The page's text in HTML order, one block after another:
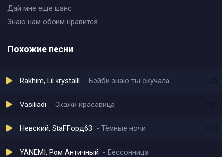
Дай мне еще шанс
Знаю нам обоим нравится
Похожие песни
Rakhim, Lil krystalll Бэйби знаю ты скучала 1:55
Vasiliadi Скажи красавица
Невский, StaFFорд63 Тёмные ночи 3:33
YANEMI, Ром Античный Бессонница